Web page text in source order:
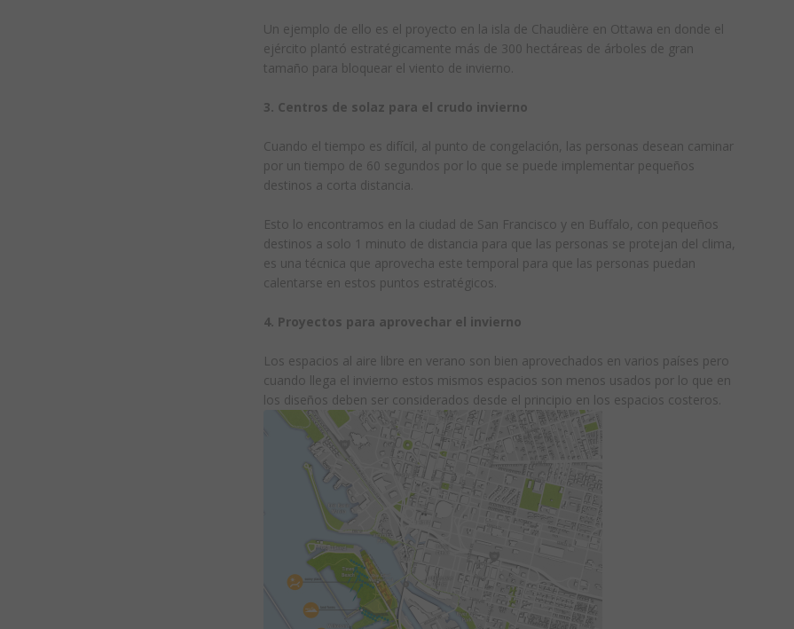
Un ejemplo de ello es el proyecto en la isla de Chaudière en Ottawa en donde el
ejército plantó estratégicamente más de 300 hectáreas de árboles de gran
tamaño para bloquear el viento de invierno.
3. Centros de solaz para el crudo invierno
Cuando el tiempo es difícil, al punto de congelación, las personas desean caminar
por un tiempo de 60 segundos por lo que se puede implementar pequeños
destinos a corta distancia.
Esto lo encontramos en la ciudad de San Francisco y en Buffalo, con pequeños
destinos a solo 1 minuto de distancia para que las personas se protejan del clima,
es una técnica que aprovecha este temporal para que las personas puedan
calentarse en estos puntos estratégicos.
4. Proyectos para aprovechar el invierno
Los espacios al aire libre en verano son bien aprovechados en varios países pero
cuando llega el invierno estos mismos espacios son menos usados por lo que en
los diseños deben ser considerados desde el principio en los espacios costeros.